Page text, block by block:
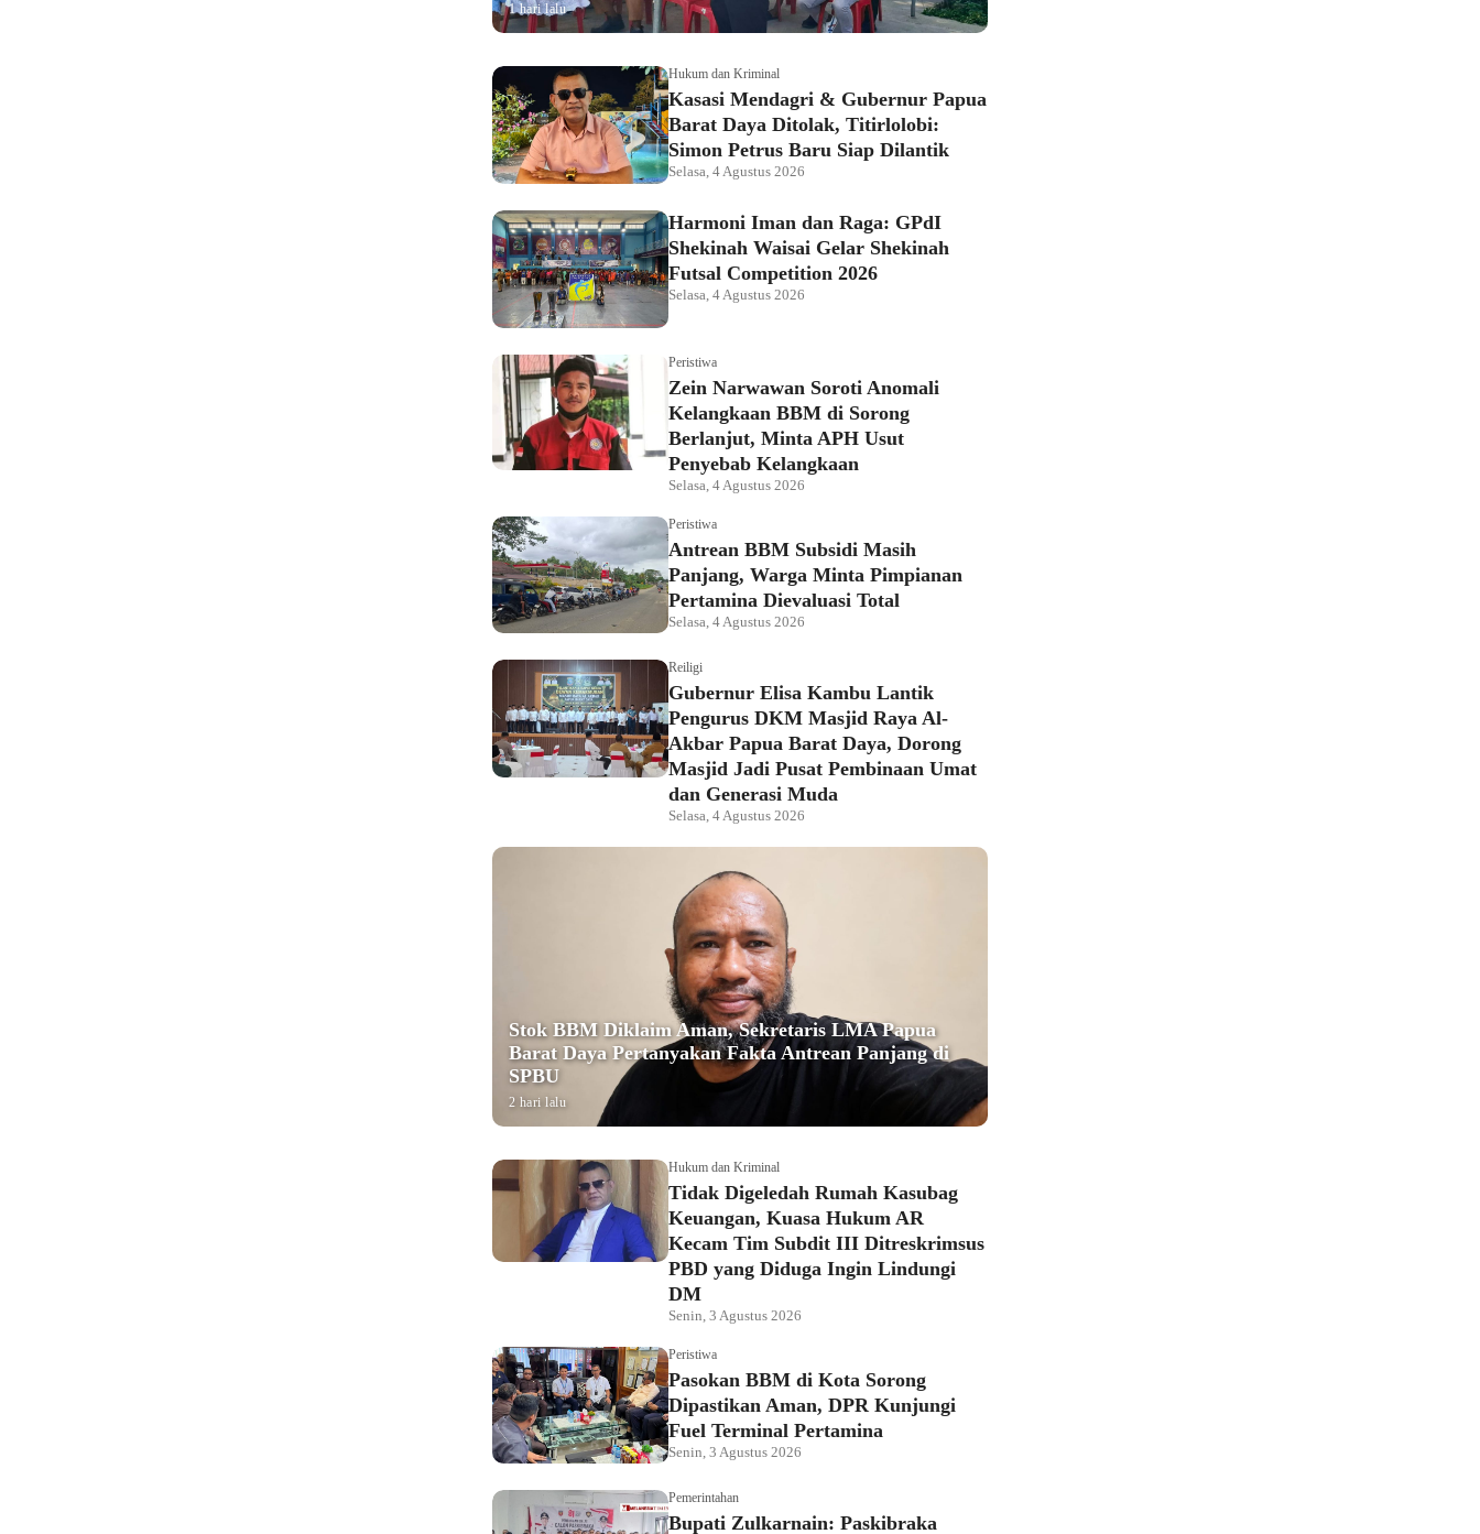
1 hari lalu
Hukum dan Kriminal
Kasasi Mendagri & Gubernur Papua
Barat Daya Ditolak, Titirlolobi:
Simon Petrus Baru Siap Dilantik
Selasa, 4 Agustus 2026
Harmoni Iman dan Raga: GPdI
Shekinah Waisai Gelar Shekinah
Futsal Competition 2026
Selasa, 4 Agustus 2026
Peristiwa
Zein Narwawan Soroti Anomali
Kelangkaan BBM di Sorong
Berlanjut, Minta APH Usut
Penyebab Kelangkaan
Selasa, 4 Agustus 2026
Peristiwa
Antrean BBM Subsidi Masih
Panjang, Warga Minta Pimpianan
Pertamina Dievaluasi Total
Selasa, 4 Agustus 2026
Reiligi
Gubernur Elisa Kambu Lantik
Pengurus DKM Masjid Raya Al-
Akbar Papua Barat Daya, Dorong
Masjid Jadi Pusat Pembinaan Umat
dan Generasi Muda
Selasa, 4 Agustus 2026
Stok BBM Diklaim Aman, Sekretaris LMA Papua
Barat Daya Pertanyakan Fakta Antrean Panjang di
SPBU
2 hari lalu
Hukum dan Kriminal
Tidak Digeledah Rumah Kasubag
Keuangan, Kuasa Hukum AR
Kecam Tim Subdit III Ditreskrimsus
PBD yang Diduga Ingin Lindungi
DM
Senin, 3 Agustus 2026
Peristiwa
Pasokan BBM di Kota Sorong
Dipastikan Aman, DPR Kunjungi
Fuel Terminal Pertamina
Senin, 3 Agustus 2026
Pemerintahan
Bupati Zulkarnain: Paskibraka